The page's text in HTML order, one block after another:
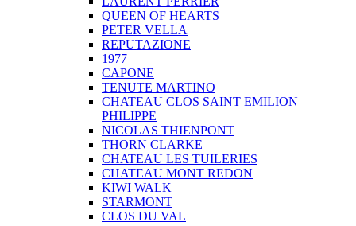
QUEEN OF HEARTS
PETER VELLA
REPUTAZIONE
1977
CAPONE
TENUTE MARTINO
CHATEAU CLOS SAINT EMILION
PHILIPPE
NICOLAS THIENPONT
THORN CLARKE
CHATEAU LES TUILERIES
CHATEAU MONT REDON
KIWI WALK
STARMONT
CLOS DU VAL